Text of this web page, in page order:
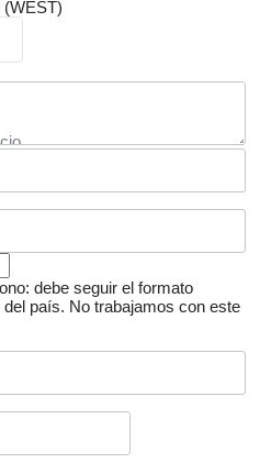
(WEST)
debe seguir el formato
del país. No trabajamos con este